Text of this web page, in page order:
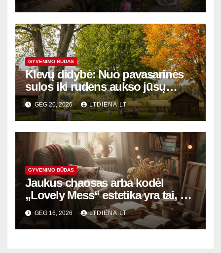
GYVENIMO BŪDAS
Klevų didybė: Nuo pavasarinės
sulos iki rudens aukso jūsų
kieme
GEG 20, 2026 LTDIENA.LT
GYVENIMO BŪDAS
Jaukus chaosas arba kodėl
„Lovely Mess“ estetika yra tai, ko
mums dabar labiausiai reikia
GEG 16, 2026 LTDIENA.LT